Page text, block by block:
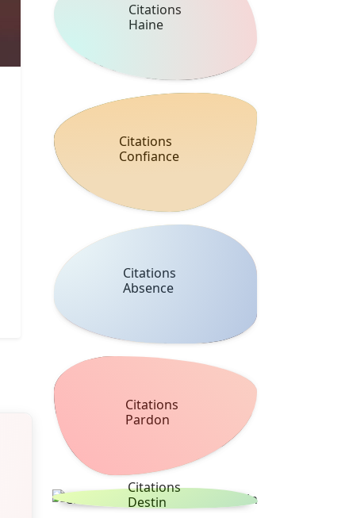
Citations
Haine
Citations
Confiance
Citations
Absence
Citations
Pardon
Citations
Destin